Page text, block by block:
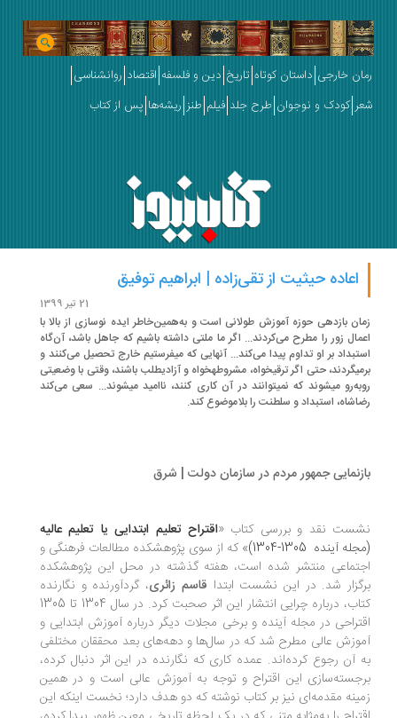
خارجی داستان کوتاه تاریخ دین و فلسفه اقتصاد روانشناسی
کودک و نوجوان طرح جلد فیلم طنز ریشه‌ها پس از کتاب
اعاده حیثیت از تقی‌زاده | ابراهیم توفیق
بازدهی حوزه آموزش طولانی است و به‌همین‌خاطر ایده نوسازی از بالا با
زور را مطرح می‌کردند... اگر ما ملتی داشته باشیم که جاهل باشد، آن‌گاه
استبداد بر او تداوم پیدا می‌کند... آنهایی که می‎فرستیم خارج تحصیل می‌کنند و
برمی‎گردند، حتی اگر ترقی‎خواه، مشروطه‎خواه و آزادی‎طلب باشند، وقتی با وضعیتی
روبه‌رو می‎شوند که نمی‎توانند در آن کاری کنند، ناامید می‎شوند... سعی می‌کند
استبداد و سلطنت را بلاموضوع کند.
جمهور مردم در سازمان دولت | شرق
نقد و بررسی کتاب «اقتراح تعلیم ابتدایی یا تعلیم عالیه
آینده 1305-1304)
» که از سوی پژوهشکده مطالعات فرهنگی و
منتشر شده است، هفته گذشته در محل این پژوهشکده
شد. در این نشست ابتدا قاسم زائری، گردآورنده و نگارنده
کتاب، درباره چرایی انتشار این اثر صحبت کرد. در سال 1304 تا 1305
در مجله آینده و برخی مجلات دیگر درباره آموزش ابتدایی و
عالی مطرح شد که در سال‌ها و دهه‌های بعد محققان مختلفی
آن رجوع کرده‌اند. عمده کاری که نگارنده در این اثر دنبال کرده،
این اقتراح و توجه به آموزش عالی است و در همین
مقدمه‌ای نیز بر کتاب نوشته که دو هدف دارد؛ نخست اینکه این